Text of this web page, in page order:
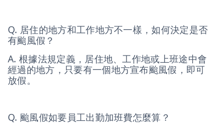
Q. 居住的地方和工作地方不一樣，如何決定是否
有颱風假？
A. 根據法規定義，居住地、工作地或上班途中會
經過的地方，只要有一個地方宣布颱風假，即可
放假。
Q. 颱風假如要員工出勤加班費怎麼算？